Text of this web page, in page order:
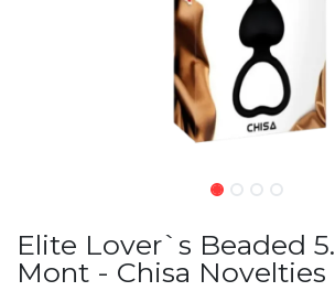
Elite Lover`s Beaded
Mont - Chisa Novelties